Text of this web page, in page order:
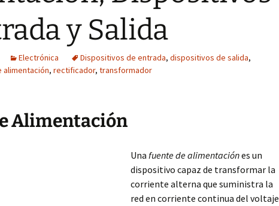
y Salida
Electrónica Dispositivos de entrada, dispositivos de salida,
alimentación, rectificador, transformador
Alimentación
Una fuente de alimentaciónes un
dispositivo capaz de transformar la
corriente alterna que suministra la
red en corriente continua del voltaje